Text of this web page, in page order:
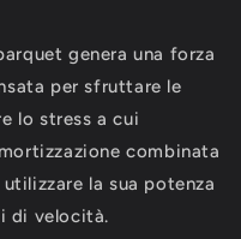
genera una forza
per sfruttare le
lo stress a cui
combinata
la sua potenza
di velocità.